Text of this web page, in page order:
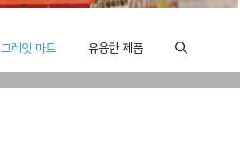
그레잇 마트 유용한 제품